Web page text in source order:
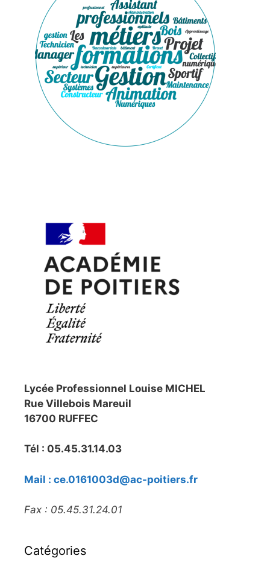
Lycée Professionnel Louise MICHEL
Rue Villebois Mareuil
16700 RUFFEC
Tél : 05.45.31.14.03
Mail : ce.0161003d@ac-poitiers.fr
Fax : 05.45.31.24.01
Catégories